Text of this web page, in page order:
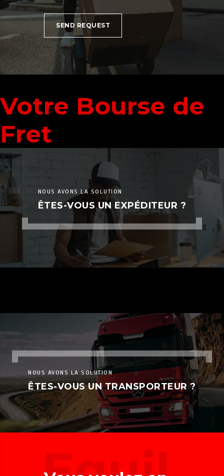
SEND REQUEST
Votre Bourse de
Fret
NOUS AVONS LA SOLUTION
ÊTES-VOUS UN EXPÉDITEUR ?
NOUS AVONS LA SOLUTION
ÊTES-VOUS UN TRANSPORTEUR ?